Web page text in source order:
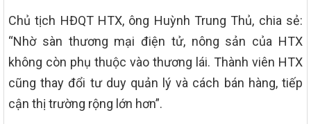
Chủ tịch HĐQT HTX, ông Huỳnh Trung Thủ, chia sẻ:
“Nhờ sàn thương mại điện tử, nông sản của HTX
không còn phụ thuộc vào thương lái. Thành viên HTX
cũng thay đổi tư duy quản lý và cách bán hàng, tiếp
cận thị trường rộng lớn hơn”.